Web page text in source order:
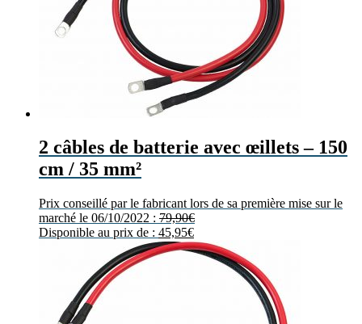
2 câbles de batterie avec œillets – 150
cm / 35 mm²
Prix conseillé par le fabricant lors de sa première mise sur le
marché le 06/10/2022 : 79,90€
Disponible au prix de : 45,95€